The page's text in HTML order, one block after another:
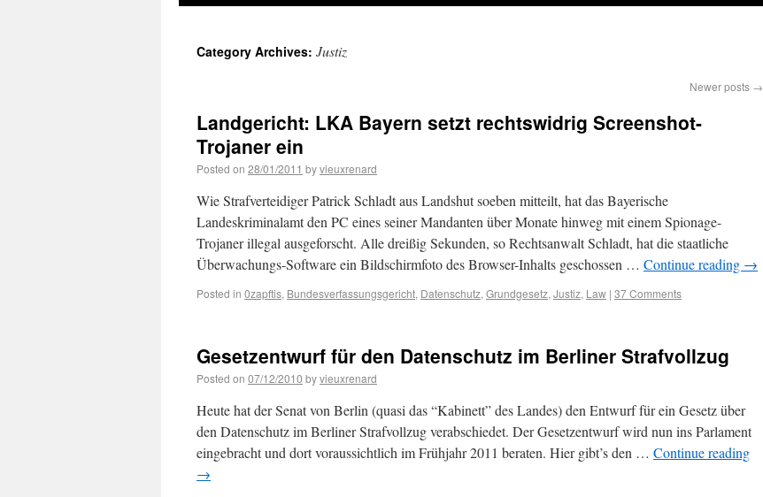
Category Archives: Justiz
Newer posts →
Landgericht: LKA Bayern setzt rechtswidrig Screenshot-
Trojaner ein
Posted on 28/01/2011 byvieuxrenard
Wie Strafverteidiger Patrick Schladt aus Landshut soeben mitteilt, hat das Bayerische
Landeskriminalamt den PC eines seiner Mandanten über Monate hinweg mit einem Spionage-
Trojaner illegal ausgeforscht. Alle dreißig Sekunden, so Rechtsanwalt Schladt, hat die staatliche
Überwachungs-Software ein Bildschirmfoto des Browser-Inhalts geschossen … Continue reading →
Posted in 0zapftis, Bundesverfassungsgericht, Datenschutz, Grundgesetz, Justiz, Law | 37 Comments
Gesetzentwurf für den Datenschutz im Berliner Strafvollzug
Posted on 07/12/2010 byvieuxrenard
Heute hat der Senat von Berlin (quasi das “Kabinett” des Landes) den Entwurf für ein Gesetz über
den Datenschutz im Berliner Strafvollzug verabschiedet. Der Gesetzentwurf wird nun ins Parlament
eingebracht und dort voraussichtlich im Frühjahr 2011 beraten. Hier gibt’s den … Continue reading
→